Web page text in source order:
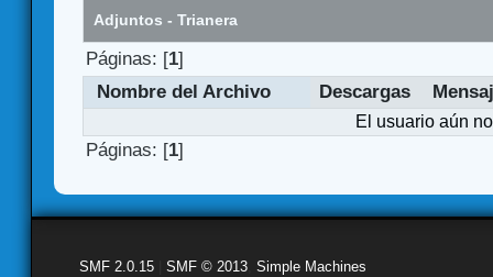
Adjuntos - Trianera
Páginas: [1]
Nombre del Archivo
Descargas
El usuario aún
Páginas: [1]
SMF 2.0.15 SMF © 2013 Simple Machines